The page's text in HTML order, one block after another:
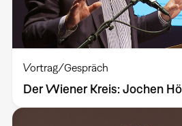
Vortrag/Gespräch
Der Wiener Kreis: Jochen